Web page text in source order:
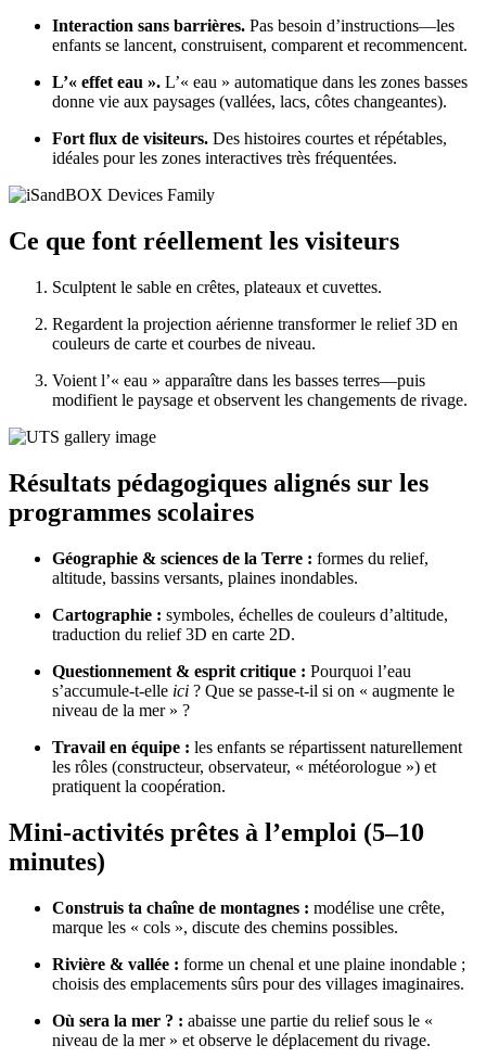
Interaction sans barrières. Pas besoin d’instructions—les
enfants se lancent, construisent, comparent et recommencent.
L’« effet eau ». L’« eau » automatique dans les zones basses
donne vie aux paysages (vallées, lacs, côtes changeantes).
Fort flux de visiteurs. Des histoires courtes et répétables,
idéales pour les zones interactives très fréquentées.
Ce que font réellement les visiteurs
Sculptent le sable en crêtes, plateaux et cuvettes.
Regardent la projection aérienne transformer le relief 3D en
couleurs de carte et courbes de niveau.
Voient l’« eau » apparaître dans les basses terres—puis
modifient le paysage et observent les changements de rivage.
Résultats pédagogiques alignés sur les
programmes scolaires
Géographie & sciences de la Terre : formes du relief,
altitude, bassins versants, plaines inondables.
Cartographie : symboles, échelles de couleurs d’altitude,
traduction du relief 3D en carte 2D.
Questionnement & esprit critique : Pourquoi l’eau
s’accumule-t-elle ici ? Que se passe-t-il si on « augmente le
niveau de la mer » ?
Travail en équipe : les enfants se répartissent naturellement
les rôles (constructeur, observateur, « météorologue ») et
pratiquent la coopération.
Mini-activités prêtes à l’emploi (5–10
minutes)
Construis ta chaîne de montagnes : modélise une crête,
marque les « cols », discute des chemins possibles.
Rivière & vallée : forme un chenal et une plaine inondable ;
choisis des emplacements sûrs pour des villages imaginaires.
Où sera la mer ? : abaisse une partie du relief sous le «
niveau de la mer » et observe le déplacement du rivage.